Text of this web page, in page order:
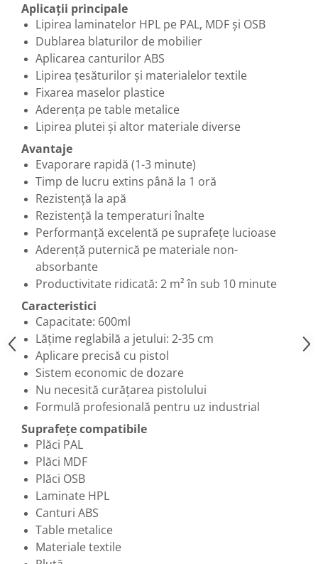
Aplicații principale
Lipirea laminatelor HPL pe PAL, MDF și OSB
Dublarea blaturilor de mobilier
Aplicarea canturilor ABS
Lipirea țesăturilor și materialelor textile
Fixarea maselor plastice
Aderența pe table metalice
Lipirea plutei și altor materiale diverse
Avantaje
Evaporare rapidă (1-3 minute)
Timp de lucru extins până la 1 oră
Rezistență la apă
Rezistență la temperaturi înalte
Performanță excelentă pe suprafețe lucioase
Aderență puternică pe materiale non-
absorbante
Productivitate ridicată: 2 m² în sub 10 minute
Caracteristici
Capacitate: 600ml
Lățime reglabilă a jetului: 2-35 cm
Aplicare precisă cu pistol
Sistem economic de dozare
Nu necesită curățarea pistolului
Formulă profesională pentru uz industrial
Suprafețe compatibile
Plăci PAL
Plăci MDF
Plăci OSB
Laminate HPL
Canturi ABS
Table metalice
Materiale textile